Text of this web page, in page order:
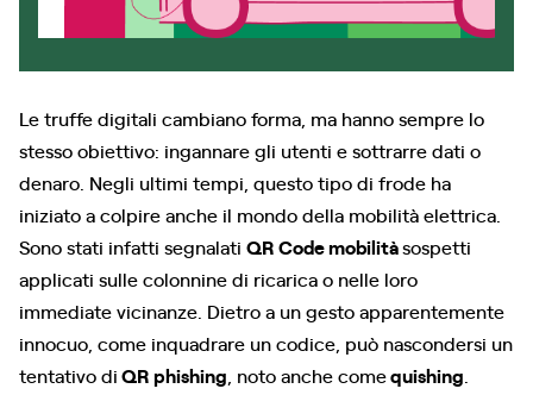
Le truffe digitali cambiano forma, ma hanno sempre lo
stesso obiettivo: ingannare gli utenti e sottrarre dati o
denaro. Negli ultimi tempi, questo tipo di frode ha
iniziato a colpire anche il mondo della mobilità elettrica.
Sono stati infatti segnalati QR Code mobilitàsospetti
applicati sulle colonnine di ricarica o nelle loro
immediate vicinanze. Dietro a un gesto apparentemente
innocuo, come inquadrare un codice, può nascondersi un
tentativo diQR phishing , noto anche comequishing